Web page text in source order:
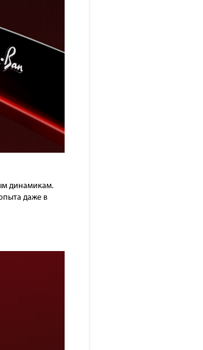
динамикам.
даже в